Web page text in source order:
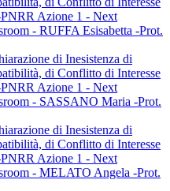
Azione 1 - Next
- RUFFA Esisabetta -Prot.
di Inesistenza di
di Conflitto di Interesse
Azione 1 - Next
- SASSANO Maria -Prot.
di Inesistenza di
di Conflitto di Interesse
Azione 1 - Next
- MELATO Angela -Prot.